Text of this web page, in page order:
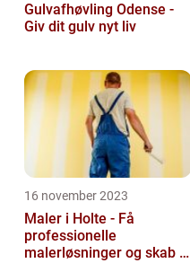
Gulvafhøvling Odense -
Giv dit gulv nyt liv
16 november 2023
Maler i Holte - Få
professionelle
malerløsninger og skab et